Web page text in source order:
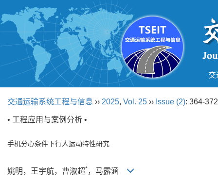
交
交通运输系统工程与信息 ›› 2025, Vol. 25 ›› Issue (2): 364-
• 工程应用与案例分析 •
手机分心条件下行人运动特性研究
姚明，王宇航，曹淑超*，马露涵